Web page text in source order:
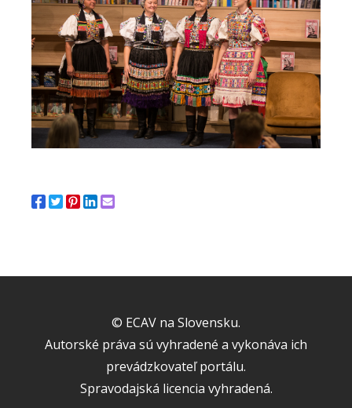
© ECAV na Slovensku.
Autorské práva sú vyhradené a vykonáva ich
prevádzkovateľ portálu.
Spravodajská licencia vyhradená.